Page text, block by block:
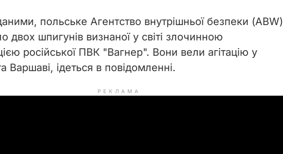
польське Агентство внутрішньої безпеки (ABW)
двох шпигунів визнаної у світі злочинною
російської ПВК "Вагнер". Вони вели агітацію у
Варшаві, ідеться в повідомленні.
РЕКЛАМА